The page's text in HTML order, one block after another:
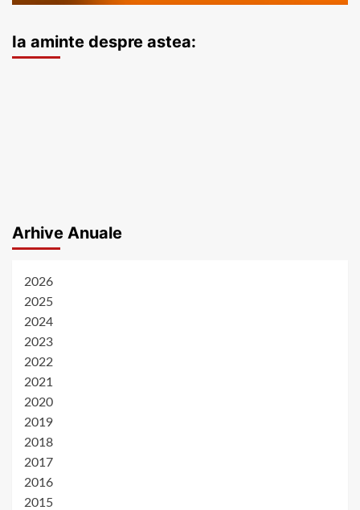
Ia aminte despre astea:
Arhive Anuale
2026
2025
2024
2023
2022
2021
2020
2019
2018
2017
2016
2015